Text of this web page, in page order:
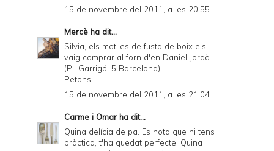
n
d
l
y
d
P
15 de novembre del 2011, a les 20:55
Mercè ha dit...
Silvia, els motlles de fusta de boix els
vaig comprar al forn d'en Daniel Jordà
(Pl. Garrigó, 5 Barcelona)
Petons!
15 de novembre del 2011, a les 21:04
Carme i Omar ha dit...
Quina delícia de pa. Es nota que hi tens
pràctica, t'ha quedat perfecte. Quina